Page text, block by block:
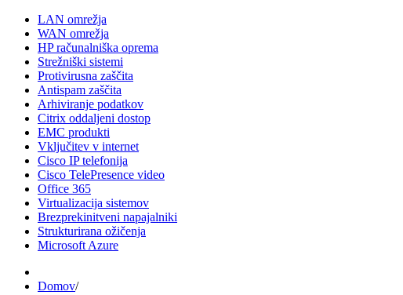
LAN omrežja
WAN omrežja
HP računalniška oprema
Strežniški sistemi
Protivirusna zaščita
Antispam zaščita
Arhiviranje podatkov
Citrix oddaljeni dostop
EMC produkti
Vključitev v internet
Cisco IP telefonija
Cisco TelePresence video
Office 365
Virtualizacija sistemov
Brezprekinitveni napajalniki
Strukturirana ožičenja
Microsoft Azure
Domov/